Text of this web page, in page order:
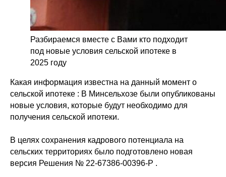
Разбираемся вместе с Вами кто подходит
под новые условия сельской ипотеке в
2025 году
Какая информация известна на данный момент о
сельской ипотеке : В Минсельхозе были опубликованы
новые условия, которые будут необходимо для
получения сельской ипотеки.
В целях сохранения кадрового потенциала на
сельских территориях было подготовлено новая
версия Решения № 22-67386-00396-Р .